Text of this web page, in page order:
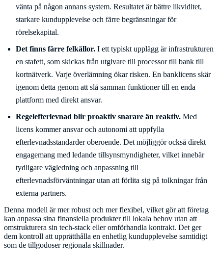
vänta på någon annans system. Resultatet är bättre likviditet,
starkare kundupplevelse och färre begränsningar för
rörelsekapital.
Det finns färre felkällor. I ett typiskt upplägg är infrastrukturen
en stafett, som skickas från utgivare till processor till bank till
kortnätverk. Varje överlämning ökar risken. En banklicens skär
igenom detta genom att slå samman funktioner till en enda
plattform med direkt ansvar.
Regelefterlevnad blir proaktiv snarare än reaktiv. Med
licens kommer ansvar och autonomi att uppfylla
efterlevnadsstandarder oberoende. Det möjliggör också direkt
engagemang med ledande tillsynsmyndigheter, vilket innebär
tydligare vägledning och anpassning till
efterlevnadsförväntningar utan att förlita sig på tolkningar från
externa partners.
Denna modell är mer robust och mer flexibel, vilket gör att företag
kan anpassa sina finansiella produkter till lokala behov utan att
omstrukturera sin tech-stack eller omförhandla kontrakt. Det ger
dem kontroll att upprätthålla en enhetlig kundupplevelse samtidigt
som de tillgodoser regionala skillnader.